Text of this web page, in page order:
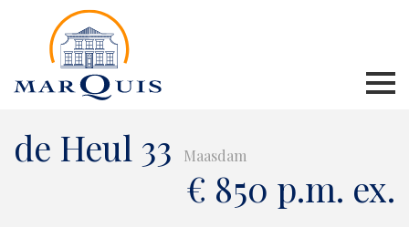
de Heul 33 Maasdam
€ 850 p.m. ex.